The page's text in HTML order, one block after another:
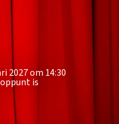
2027 om 14:30
is